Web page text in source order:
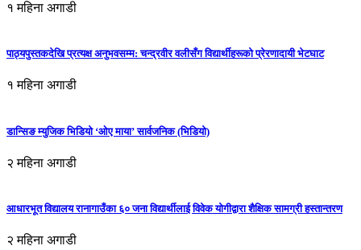
१ महिना अगाडी
पाठ्यपुस्तकदेखि प्रत्यक्ष अनुभवसम्म: चन्द्रवीर वलीसँग विद्यार्थीहरूको प्रेरणादायी भेटघाट
१ महिना अगाडी
डान्सिङ म्युजिक भिडियो ‘ओए माया’ सार्वजनिक (भिडियो)
२ महिना अगाडी
आधारभूत विद्यालय रानागाउँका ६० जना विद्यार्थीलाई विवेक योगीद्वारा शैक्षिक सामग्री हस्तान्तरण
२ महिना अगाडी